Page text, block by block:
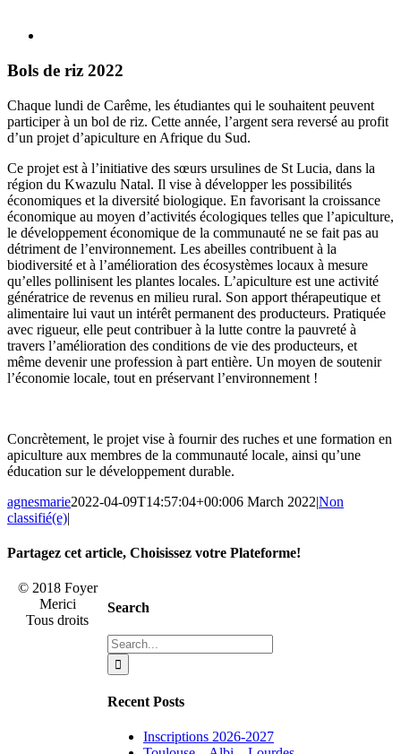
Image
Bols de riz 2022
Chaque lundi de Carême, les étudiantes qui le souhaitent peuvent
participer à un bol de riz. Cette année, l’argent sera reversé au profit
d’un projet d’apiculture en Afrique du Sud.
Ce projet est à l’initiative des sœurs ursulines de St Lucia, dans la
région du Kwazulu Natal. Il vise à développer les possibilités
économiques et la diversité biologique. En favorisant la croissance
économique au moyen d’activités écologiques telles que l’apiculture,
le développement économique de la communauté ne se fait pas au
détriment de l’environnement. Les abeilles contribuent à la
biodiversité et à l’amélioration des écosystèmes locaux à mesure
qu’elles pollinisent les plantes locales. L’apiculture est une activité
génératrice de revenus en milieu rural. Son apport thérapeutique et
alimentaire lui vaut un intérêt permanent des producteurs. Pratiquée
avec rigueur, elle peut contribuer à la lutte contre la pauvreté à
travers l’amélioration des conditions de vie des producteurs, et
même devenir une profession à part entière. Un moyen de soutenir
l’économie locale, tout en préservant l’environnement !
Concrètement, le projet vise à fournir des ruches et une formation en
apiculture aux membres de la communauté locale, ainsi qu’une
éducation sur le développement durable.
agnesmarie2022-04-09T14:57:04+00:006 March 2022|Non
classifié(e)|
Partagez cet article, Choisissez votre Plateforme!
facebook
twitter
linkedin
tumblr
pinterest
Search
Search
for:
Recent Posts
Inscriptions 2026-2027
© 2018 Foyer
Merici
Tous droits